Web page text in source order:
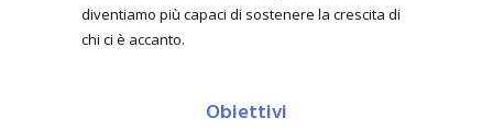
diventiamo più capaci di sostenere la crescita di
chi ci è accanto.
Obiettivi